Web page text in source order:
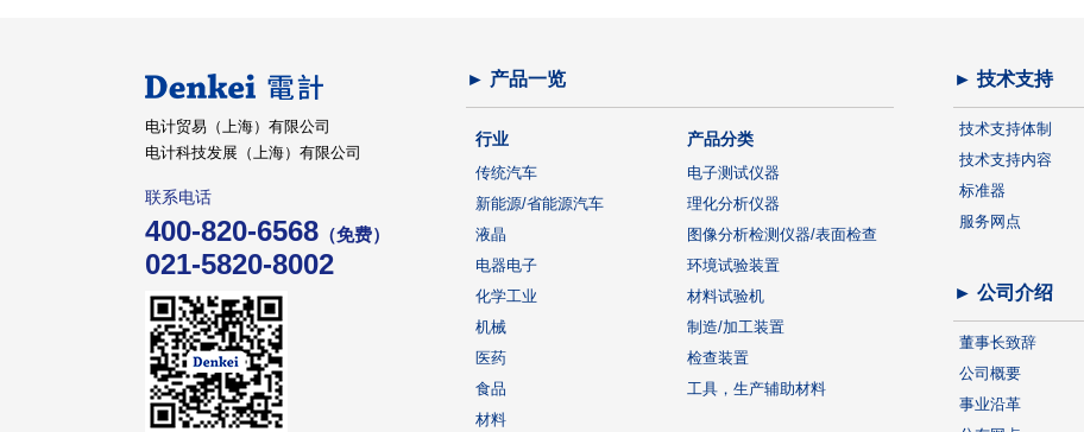
电计贸易（上海）有限公司
电计科技发展（上海）有限公司
联系电话
400-820-6568 （免费）
021-5820-8002
► 产品一览
行业
传统汽车
新能源/省能源汽车
液晶
电器电子
化学工业
机械
医药
食品
材料
产品分类
电子测试仪器
理化分析仪器
图像分析检测仪器/表面检查
环境试验装置
材料试验机
制造/加工装置
检查装置
工具，生产辅助材料
► 技术支持
技术支持体制
技术支持内容
标准器
服务网点
► 公司介绍
董事长致辞
公司概要
事业沿革